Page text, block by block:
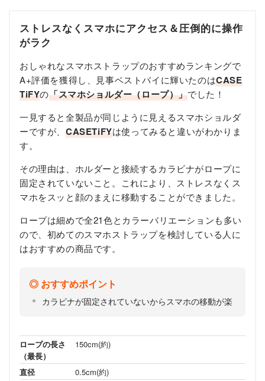
ストレスなくスマホにアクセス＆圧倒的に操作
がラク
おしゃれなスマホストラップのおすすめランキングで
A+評価を獲得し、見事ベストバイに輝いたのはCASE
TiFYの「スマホショルダー（ロープ）」でした！
一見すると全製品が同じように見えるスマホショルダ
ーですが、 CASETiFYは使ってみると違いがわかりま
す。
その理由は、ホルダーと接続するカラビナがロープに
固定されていないこと。これにより、ストレスなくス
マホをスッと顔のまえに移動することができました。
ロープは細めで全21色とカラーバリエーションも多い
ので、初めてのスマホストラップを検討している人に
はおすすめの商品です。
おすすめポイント
カラビナが固定されていないからスマホの移動が楽
ロープの長さ
（最長）
150cm(約)
直径
0.5cm(約)